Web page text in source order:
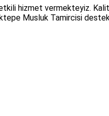
etkili hizmet vermekteyiz.
Musluk Tamircisi destek